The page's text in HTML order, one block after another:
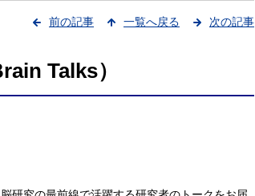
前の記事 一覧へ戻る 次の記事
Talks）